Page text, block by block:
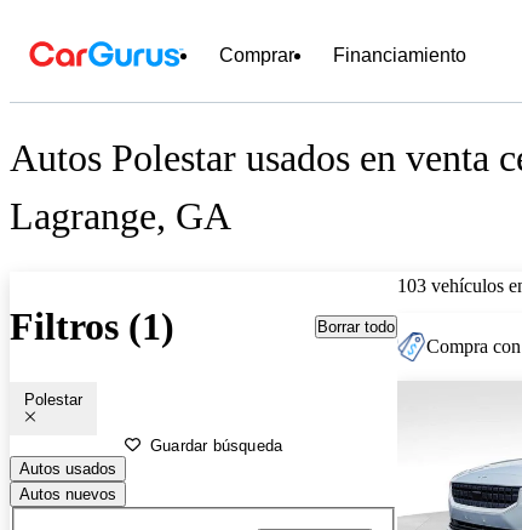
Comprar Financiamiento
Autos Polestar usados en venta
Lagrange, GA
Filtros (1) Borrar todo
Polestar
Guardar búsqueda
Autos usados
Autos nuevos
103 vehículos
Compra